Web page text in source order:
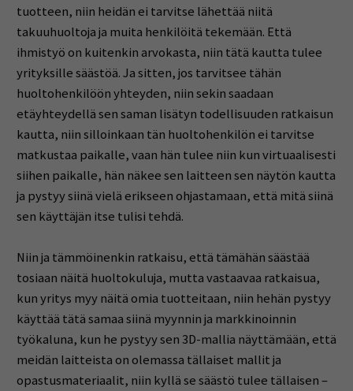
tuotteen, niin heidän ei tarvitse lähettää niitä
takuuhuoltoja ja muita henkilöitä tekemään. Että
ihmistyö on kuitenkin arvokasta, niin tätä kautta tulee
yrityksille säästöä. Ja sitten, jos tarvitsee tähän
huoltohenkilöön yhteyden, niin sekin saadaan
etäyhteydellä sen saman lisätyn todellisuuden ratkaisun
kautta, niin silloinkaan tän huoltohenkilön ei tarvitse
matkustaa paikalle, vaan hän tulee niin kun virtuaalisesti
siihen paikalle, hän näkee sen laitteen sen näytön kautta
ja pystyy siinä vielä erikseen ohjastamaan, että mitä siinä
sen käyttäjän itse tulisi tehdä.
Niin ja tämmöinenkin ratkaisu, että tämähän säästää
tosiaan näitä huoltokuluja, mutta vastaavaa ratkaisua,
kun yritys myy näitä omia tuotteitaan, niin hehän pystyy
käyttää tätä samaa siinä myynnin ja markkinoinnin
työkaluna, kun he pystyy sen 3D-mallia näyttämään, että
meidän laitteista on olemassa tällaiset mallit ja
opastusmateriaalit, niin kyllä se säästö tulee tällaisen –